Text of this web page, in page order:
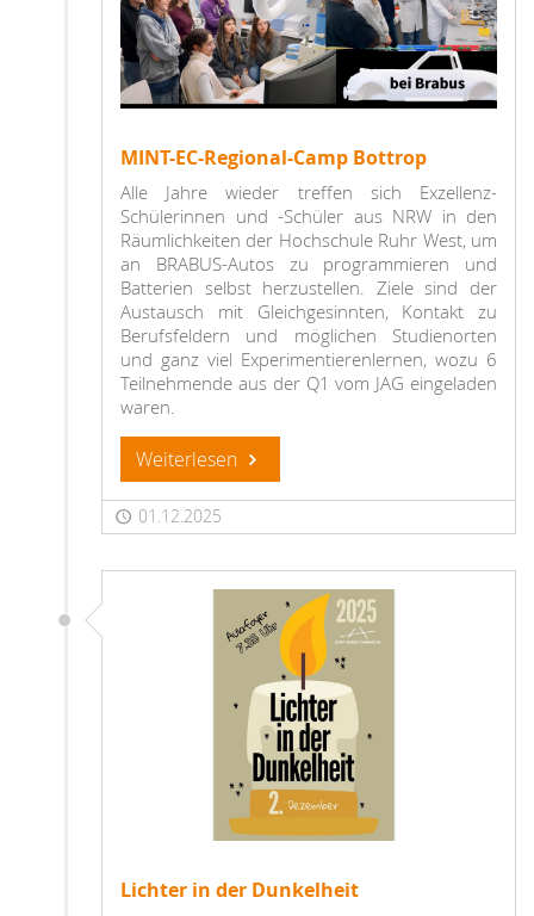
MINT-EC-Regional-Camp Bottrop
Alle Jahre wieder treffen sich Exzellenz-
Schülerinnen und -Schüler aus NRW in den
Räumlichkeiten der Hochschule Ruhr West, um
an BRABUS-Autos zu programmieren und
Batterien selbst herzustellen. Ziele sind der
Austausch mit Gleichgesinnten, Kontakt zu
Berufsfeldern und möglichen Studienorten
und ganz viel Experimentierenlernen, wozu 6
Teilnehmende aus der Q1 vom JAG eingeladen
waren.
Weiterlesen
01.12.2025
Lichter in der Dunkelheit